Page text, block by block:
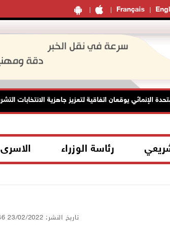
Français
يوقعان اتفاقية لتعزيز جاهزية الانتخابات التشريعية
رئاسة الوزراء الاسرى
تاريخ النشر: 23/02/2022 08:46 ص